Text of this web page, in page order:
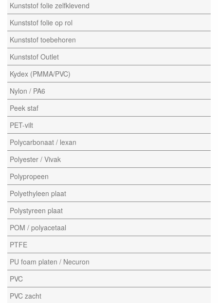
Kunststof folie zelfklevend
Kunststof folie op rol
Kunststof toebehoren
Kunststof Outlet
Kydex (PMMA/PVC)
Nylon / PA6
Peek staf
PET-vilt
Polycarbonaat / lexan
Polyester / Vivak
Polypropeen
Polyethyleen plaat
Polystyreen plaat
POM / polyacetaal
PTFE
PU foam platen / Necuron
PVC
PVC zacht